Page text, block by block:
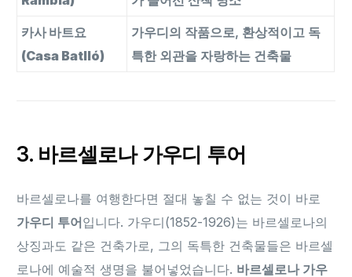
카사 바트요
(Casa Batlló)
가우디의 작품으로, 환상적이고 독
특한 외관을 자랑하는 건축물
3. 바르셀로나 가우디 투어
바르셀로나를 여행한다면 절대 놓칠 수 없는 것이 바로
가우디 투어입니다. 가우디(1852-1926)는 바르셀로나의
상징과도 같은 건축가로, 그의 독특한 건축물들은 바르셀
로나에 예술적 생명을 불어넣었습니다. 바르셀로나 가우